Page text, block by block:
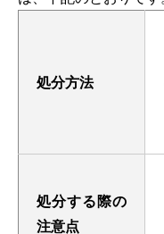
処分方法
処分する際の
注意点